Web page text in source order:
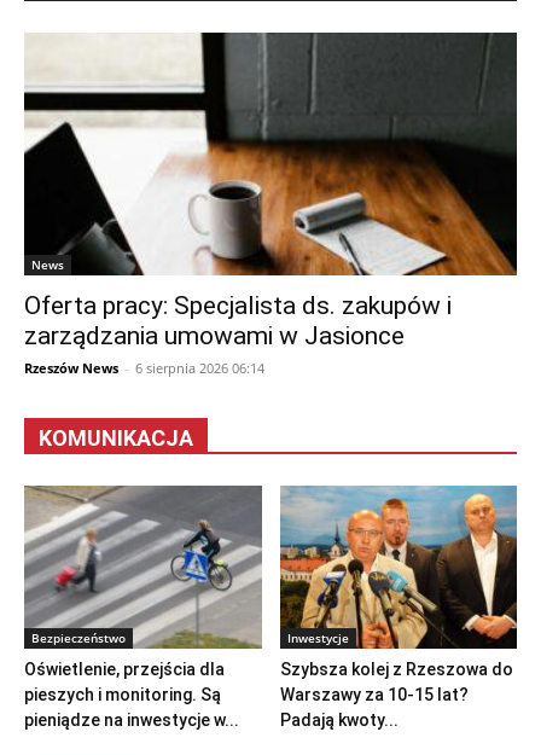
News
Oferta pracy: Specjalista ds. zakupów i
zarządzania umowami w Jasionce
Rzeszów News - 6 sierpnia 2026 06:14
KOMUNIKACJA
Bezpieczeństwo
Oświetlenie, przejścia dla
pieszych i monitoring. Są
pieniądze na inwestycje w...
Inwestycje
Szybsza kolej z Rzeszowa do
Warszawy za 10-15 lat?
Padają kwoty...